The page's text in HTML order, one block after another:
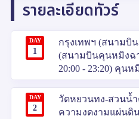
รายละเอียดทัวร์
DAY
1
กรุงเทพฯ (สนามบิ
(สนามบินคุนหมิงฉา
20:00 - 23:20) คุนห
DAY
2
วัดหยวนทง-สวนน้
ความงดงามแผ่นดิ